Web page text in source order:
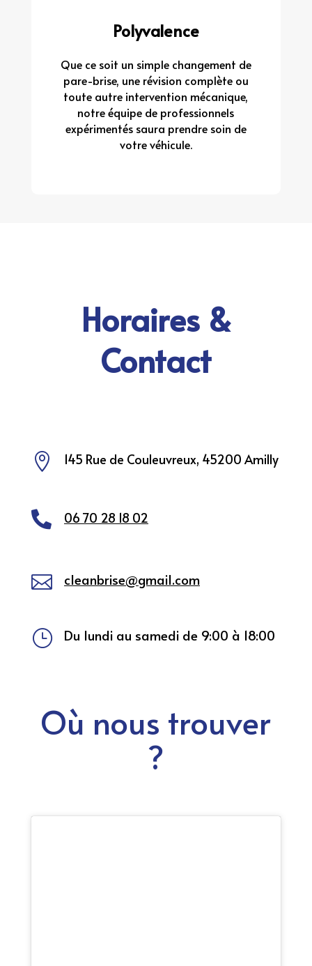
Polyvalence
Que ce soit un simple changement de
pare-brise, une révision complète ou
toute autre intervention mécanique,
notre équipe de professionnels
expérimentés saura prendre soin de
votre véhicule.
Horaires &
Contact
 145 Rue de Couleuvreux, 45200 Amilly
 06 70 28 18 02
 cleanbrise@gmail.com
} Du lundi au samedi de 9:00 à 18:00
Où nous trouver
?